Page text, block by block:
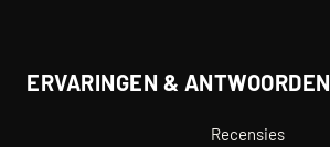
ERVARINGEN & ANTWOORDEN
Recensies